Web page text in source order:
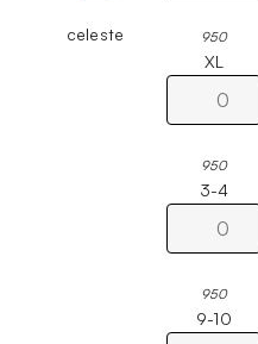
celeste 950
XL
950
3-4
950
9-10